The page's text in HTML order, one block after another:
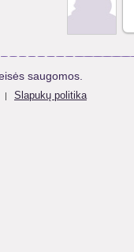
saugomos.
| Slapukų politika